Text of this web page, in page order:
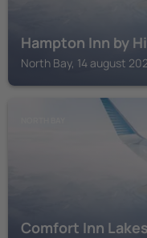
Hampton Inn by
North Bay, 14 august
Comfort Inn